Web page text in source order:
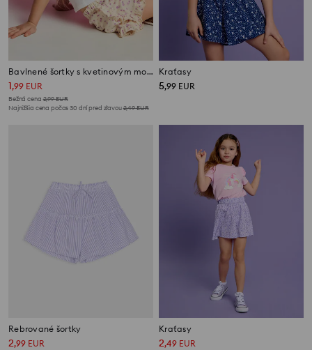
Bavlnené šortky s kvetinovým motívom
1,99 EUR
Bežná cena 2,99EUR
Najnižšia cena počas 30 dní pred zľavou2,49EUR
Kraťasy
5,99 EUR
Rebrované šortky
2,99 EUR
Kraťasy
2,49 EUR